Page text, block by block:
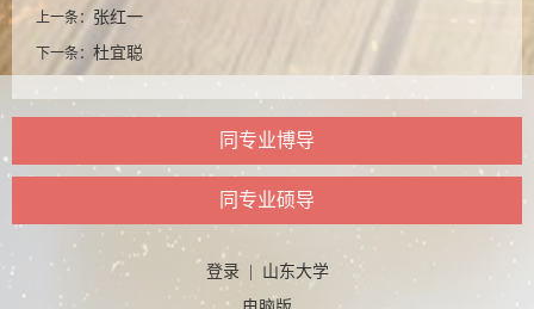
上一条： 张红一
下一条： 杜宜聪
同专业博导
同专业硕导
登录| 山东大学